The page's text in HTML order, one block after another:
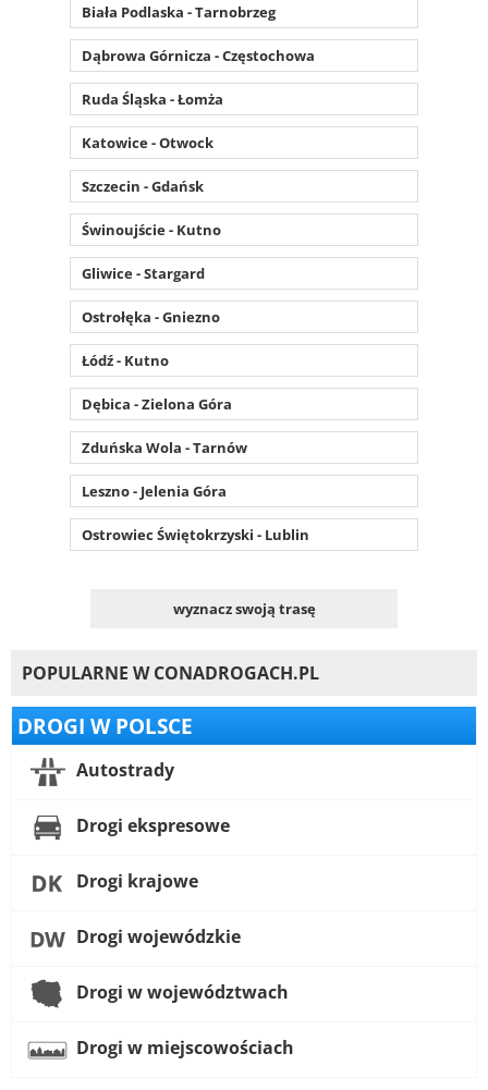
Biała Podlaska - Tarnobrzeg
Dąbrowa Górnicza - Częstochowa
Ruda Śląska - Łomża
Katowice - Otwock
Szczecin - Gdańsk
Świnoujście - Kutno
Gliwice - Stargard
Ostrołęka - Gniezno
Łódź - Kutno
Dębica - Zielona Góra
Zduńska Wola - Tarnów
Leszno - Jelenia Góra
Ostrowiec Świętokrzyski - Lublin
wyznacz swoją trasę
POPULARNE W CONADROGACH.PL
DROGI W POLSCE
Autostrady
Drogi ekspresowe
Drogi krajowe
Drogi wojewódzkie
Drogi w województwach
Drogi w miejscowościach